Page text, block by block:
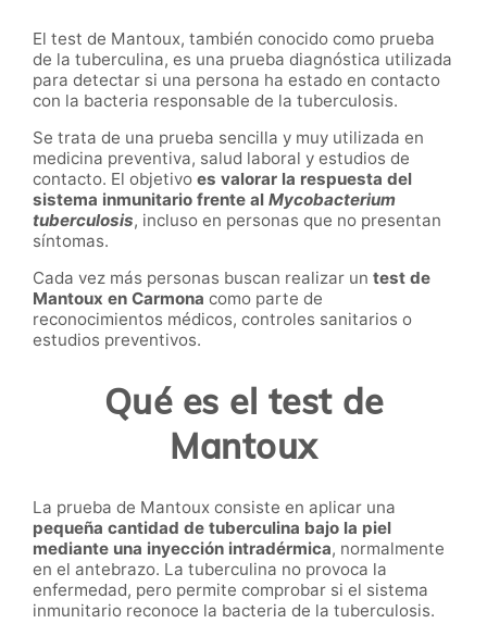
El test de Mantoux, también conocido como prueba
de la tuberculina, es una prueba diagnóstica utilizada
para detectar si una persona ha estado en contacto
con la bacteria responsable de la tuberculosis.
Se trata de una prueba sencilla y muy utilizada en
medicina preventiva, salud laboral y estudios de
contacto. El objetivo es valorar la respuesta del
sistema inmunitario frente al Mycobacterium
tuberculosis, incluso en personas que no presentan
síntomas.
Cada vez más personas buscan realizar un test de
Mantoux en Carmona como parte de
reconocimientos médicos, controles sanitarios o
estudios preventivos.
Qué es el test de
Mantoux
La prueba de Mantoux consiste en aplicar una
pequeña cantidad de tuberculina bajo la piel
mediante una inyección intradérmica, normalmente
en el antebrazo. La tuberculina no provoca la
enfermedad, pero permite comprobar si el sistema
inmunitario reconoce la bacteria de la tuberculosis.